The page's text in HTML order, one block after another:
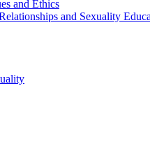
and Ethics
and Sexuality